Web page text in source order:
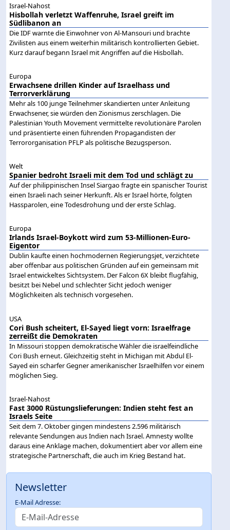
Israel-Nahost
Hisbollah verletzt Waffenruhe, Israel greift im
Südlibanon an
Die IDF warnte die Einwohner von Al-Mansouri und brachte
Zivilisten aus einem weiterhin militärisch kontrollierten Gebiet.
Kurz darauf begann Israel mit Angriffen auf die Hisbollah.
Europa
Erwachsene drillen Kinder auf Israelhass und
Terrorverklärung
Mehr als 100 junge Teilnehmer skandierten unter Anleitung
Erwachsener, sie würden den Zionismus zerschlagen. Die
Palestinian Youth Movement vermittelte revolutionäre Parolen
und präsentierte einen führenden Propagandisten der
Terrororganisation PFLP als politische Bezugsperson.
Welt
Spanier bedroht Israeli mit dem Tod und schlägt zu
Auf der philippinischen Insel Siargao fragte ein spanischer Tourist
einen Israeli nach seiner Herkunft. Als er Israel hörte, folgten
Hassparolen, eine Todesdrohung und der erste Schlag.
Europa
Irlands Israel-Boykott wird zum 53-Millionen-Euro-
Eigentor
Dublin kaufte einen hochmodernen Regierungsjet, verzichtete
aber offenbar aus politischen Gründen auf ein gemeinsam mit
Israel entwickeltes Sichtsystem. Der Falcon 6X bleibt flugfähig,
besitzt bei Nebel und schlechter Sicht jedoch weniger
Möglichkeiten als technisch vorgesehen.
USA
Cori Bush scheitert, El-Sayed liegt vorn: Israelfrage
zerreißt die Demokraten
In Missouri stoppen demokratische Wähler die israelfeindliche
Cori Bush erneut. Gleichzeitig steht in Michigan mit Abdul El-
Sayed ein scharfer Gegner amerikanischer Israelhilfen vor einem
möglichen Sieg.
Israel-Nahost
Fast 3000 Rüstungslieferungen: Indien steht fest an
Israels Seite
Seit dem 7. Oktober gingen mindestens 2.596 militärisch
relevante Sendungen aus Indien nach Israel. Amnesty wollte
daraus eine Anklage machen, dokumentiert aber vor allem eine
strategische Partnerschaft, die auch im Krieg Bestand hat.
Newsletter
E-Mail Adresse: